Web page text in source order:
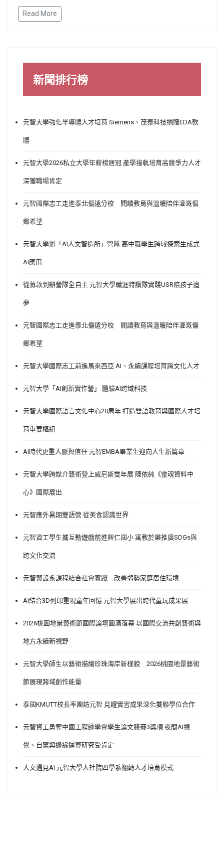
Read More
新聞排行榜
元智大學強化半導體人才培育 Siemens、茂泰科技捐贈EDA軟
體
元智大學2026私立大學年薪榜居冠 產學接軌培育高競爭力人才
深獲職場肯定
元智國際志工走進泰北偏遠分校 閱讀教育與溫暖陪伴灌溉偏
鄉希望
元智大學辦「AI人文智造所」營隊 高中職學生跨域探索生成式
AI應用
從募款到辦營隊全自主 元智大學職涯特讚隊實踐USR陪孩子追
夢
元智國際志工走進泰北偏遠分校 閱讀教育與溫暖陪伴灌溉偏
鄉希望
元智大學國際志工前進馬來西亞 AI、永續課程培育跨文化人才
元智大學「AI創新實作營」 體驗AI跨域科技
元智大學國際語言文化中心20周年 打造雙語教育與國際人才培
育重要樞紐
AI時代更重人脈與信任 元智EMBA畢業生迎向人生新篇章
元智大學跨媒介藝術登上威尼斯雙年展 陳依純《靈魂資料中
心》國際展出
元智應外暑期雙語營 從美食認識世界
元智資工學生攜互動遊戲前進興仁國小 寓教於樂推廣SDGs與
跨文化交流
元智藝設系課程結合社會實踐 改善弱勢家庭居住環境
AI結合3D列印重現童年回憶 元智大學展出跨代童玩成果展
2026桃園地景藝術節國際論壇圓滿落幕 以國際交流共創藝術與
地方永續新視野
元智大學師生以藝術描繪珍珠海岸新樣貌 2026桃園地景藝術
節展現跨域創作能量
泰國KMUTT校長率團訪元智 見證實習成果深化雙聯學位合作
元智資工勇奪中國工程師學會學生論文競賽3獎項 夜間AI視
覺、自駕與邊緣運算研究受肯定
人文遇見AI 元智大學人社院四學系翻轉人才培育模式